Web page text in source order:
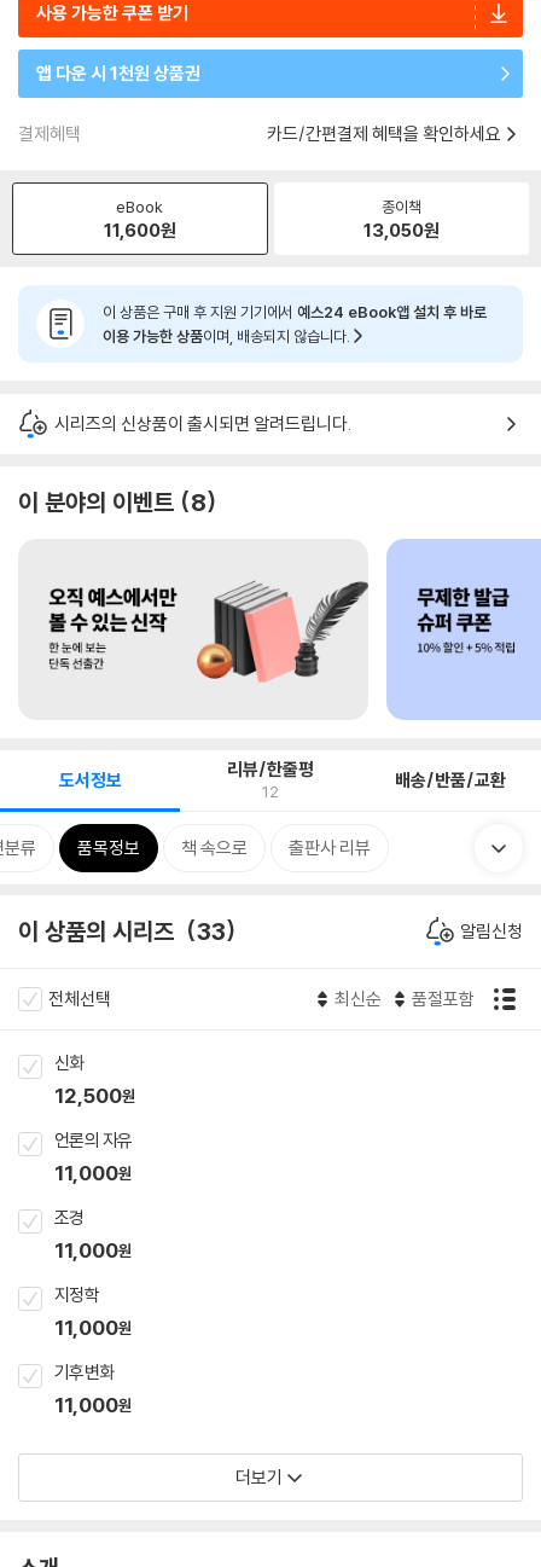
사용 가능한 쿠폰 받기
앱 다운 시 1천원 상품권
결제혜택 카드/간편결제 혜택을 확인하세요
eBook
11,600원
종이책
13,050원
이 상품은 구매 후 지원 기기에서 예스24 eBook앱 설치 후 바로
이용 가능한 상품이며, 배송되지 않습니다.
시리즈의 신상품이 출시되면 알려드립니다.
이 분야의 이벤트 8
도서정보 리뷰/한줄평
12 배송/반품/교환
분류 품목정보 책 속으로 출판사 리뷰
이 상품의 시리즈 33 알림신청
전체선택 최신순 품절포함
신화
12,500원
언론의 자유
11,000원
조경
11,000원
지정학
11,000원
기후변화
11,000원
더보기